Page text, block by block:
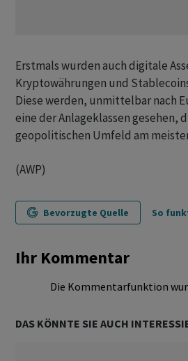
Erstmals wurden auch digitale
Kryptowährungen und
Diese werden, unmittelbar nach
eine der Anlageklassen gesehen,
geopolitischen Umfeld am
(AWP)
Bevorzugte Quelle So
Ihr Kommentar
Die Kommentarfunktion
DAS KÖNNTE SIE AUCH